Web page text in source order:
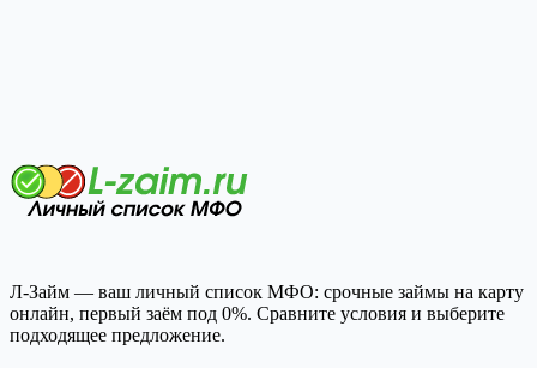
Л-Займ — ваш личный список МФО: срочные займы на карту
онлайн, первый заём под 0%. Сравните условия и выберите
подходящее предложение.